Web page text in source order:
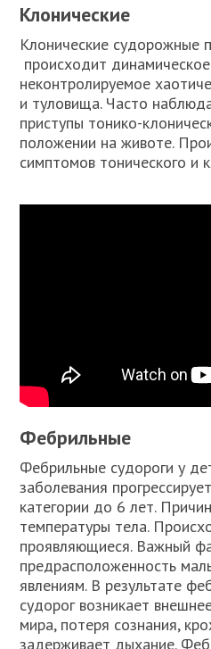
Клонические
Клонические судорожные
происходит
неконтролируемое
и туловища. Часто
приступы тонико-
положении на животе.
симптомов тонического и
Фебрильные
Фебрильные судороги у
заболевания
категории до 6 лет.
температуры тела.
проявляющиеся. Важный
предрасположенность
явлениям. В результате
судорог возникает
мира, потеря сознания,
задерживает дыхание.